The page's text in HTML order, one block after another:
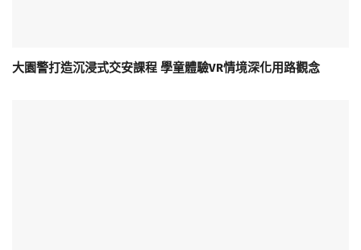
大園警打造沉浸式交安課程 學童體驗VR情境深化用路觀念